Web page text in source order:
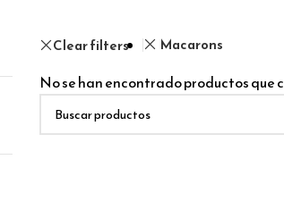
Clear filters Macarons
No se han encontrado productos que